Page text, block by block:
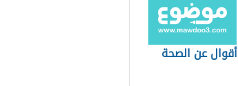
أقوال عن الصحة